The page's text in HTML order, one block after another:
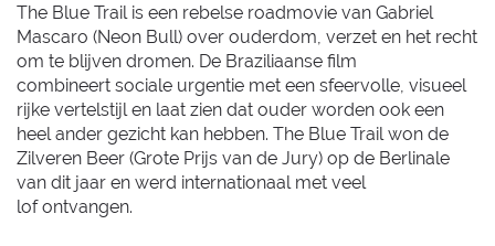
The Blue Trail is een rebelse roadmovie van Gabriel
Mascaro (Neon Bull) over ouderdom, verzet en het recht
om te blijven dromen. De Braziliaanse film
combineert sociale urgentie met een sfeervolle, visueel
rijke vertelstijl en laat zien dat ouder worden ook een
heel ander gezicht kan hebben. The Blue Trail won de
Zilveren Beer (Grote Prijs van de Jury) op de Berlinale
van dit jaar en werd internationaal met veel
lof ontvangen.